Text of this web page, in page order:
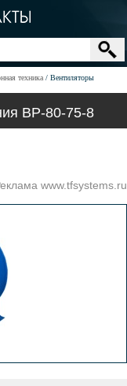
техника
Вентиляторы
ВР-80-75-8
www.tfsystems.ru